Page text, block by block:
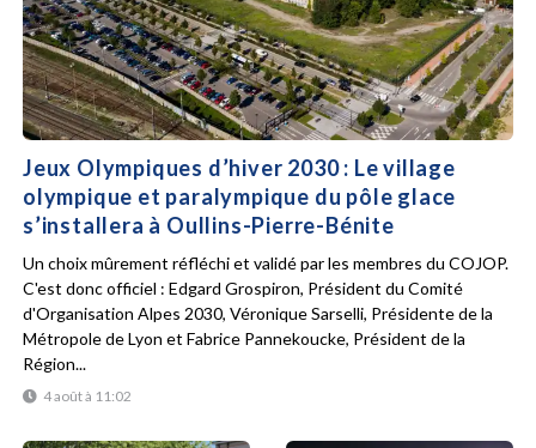
Jeux Olympiques d’hiver 2030 : Le village
olympique et paralympique du pôle glace
s’installera à Oullins-Pierre-Bénite
4 août à 11:02
Un choix mûrement réfléchi et validé par les membres du COJOP.
C'est donc officiel : Edgard Grospiron, Président du Comité
d'Organisation Alpes 2030, Véronique Sarselli, Présidente de la
Métropole de Lyon et Fabrice Pannekoucke, Président de la
Région...